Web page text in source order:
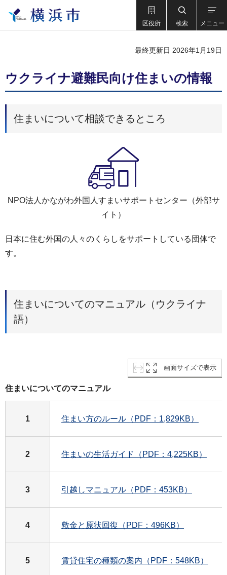
区役所 検索 メニュー
最終更新日 2026年1月19日
ウクライナ避難民向け住まいの情報
住まいについて相談できるところ
NPO法人かながわ外国人すまいサポートセンター（外部サ
イト）
日本に住む外国の人々のくらしをサポートしている団体で
す。
住まいについてのマニュアル（ウクライナ
語）
画面サイズで表示
住まいについてのマニュアル
1 住まい方のルール（PDF：1,829KB）
2 住まいの生活ガイド（PDF：4,225KB）
3 引越しマニュアル（PDF：453KB）
4 敷金と原状回復（PDF：496KB）
5 賃貸住宅の種類の案内（PDF：548KB）